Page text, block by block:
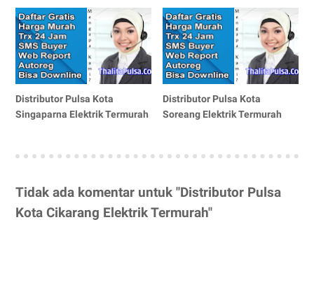
Distributor Pulsa Kota
Singaparna Elektrik Termurah
Distributor Pulsa Kota
Soreang Elektrik Termurah
Tidak ada komentar untuk "Distributor Pulsa
Kota Cikarang Elektrik Termurah"